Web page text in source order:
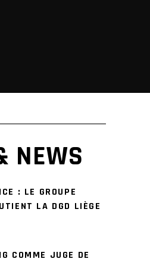
NEWS
: LE GROUPE
LA DGD LIÈGE
COMME JUGE DE